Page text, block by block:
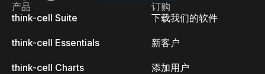
产品
think-cell Suite
think-cell Essentials
think-cell Charts
订购
下载我们的软件
新客户
添加用户